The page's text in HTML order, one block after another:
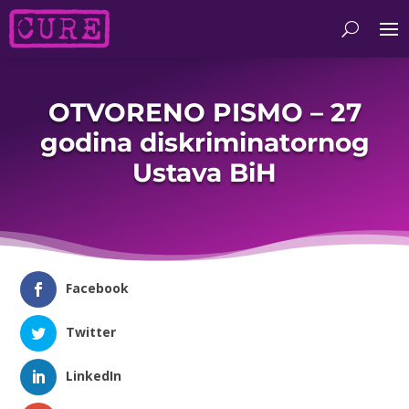
OTVORENO PISMO – 27
godina diskriminatornog
Ustava BiH
Facebook
Twitter
LinkedIn